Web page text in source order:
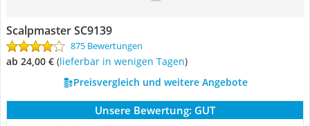
Scalpmaster SC9139
875 Bewertungen
ab 24,00 € ( Lieferbar in wenigen Tagen)
Preisvergleich und weitere Angebote
Unsere Bewertung: GUT